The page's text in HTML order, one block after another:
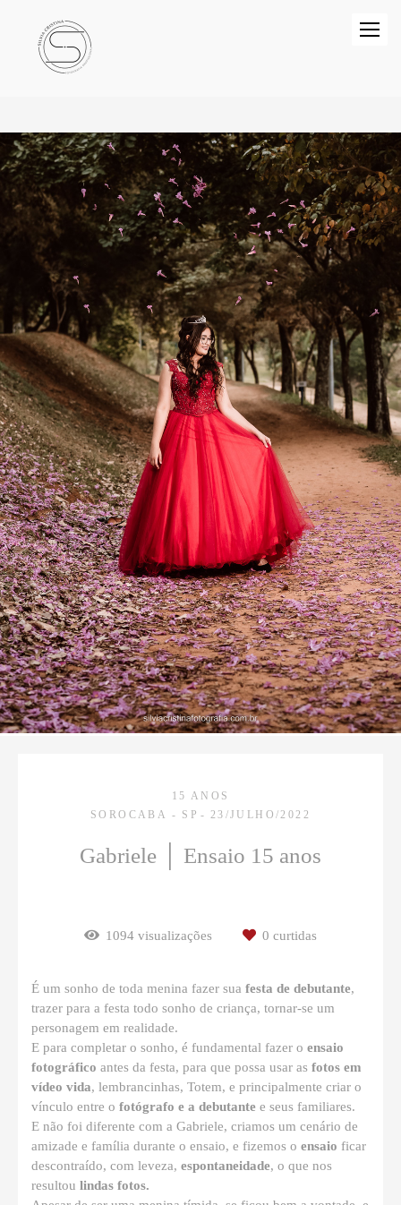
15 ANOS
SOROCABA - SP
23/JULHO/2022
Gabriele │ Ensaio 15 anos
1094 visualizações 0 curtidas
É um sonho de toda menina fazer sua festa de debutante,
trazer para a festa todo sonho de criança, tornar-se um
personagem em realidade.
E para completar o sonho, é fundamental fazer o ensaio
fotográfico antes da festa, para que possa usar as fotos em
vídeo vida, lembrancinhas, Totem, e principalmente criar o
vínculo entre o fotógrafo e a debutante e seus familiares.
E não foi diferente com a Gabriele, criamos um cenário de
amizade e família durante o ensaio, e fizemos o ensaio ficar
descontraído, com leveza, espontaneidade, o que nos
resultou lindas fotos.